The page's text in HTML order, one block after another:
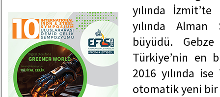
yılında
yılında Alman
büyüdü. Gebze
Türkiye’nin en
2016 yılında
otomatik yeni